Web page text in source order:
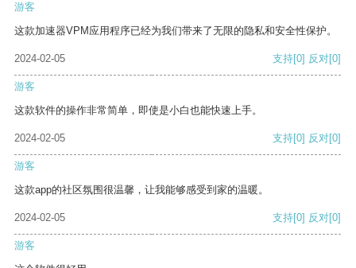
游客
这款加速器VPM应用程序已经为我们带来了无限的隐私和安全性保护。
2024-02-05 支持[0] 反对[0]
游客
这款软件的操作非常简单，即使是小白也能快速上手。
2024-02-05 支持[0] 反对[0]
游客
这款app的社区氛围很温馨，让我能够感受到家的温暖。
2024-02-05 支持[0] 反对[0]
游客